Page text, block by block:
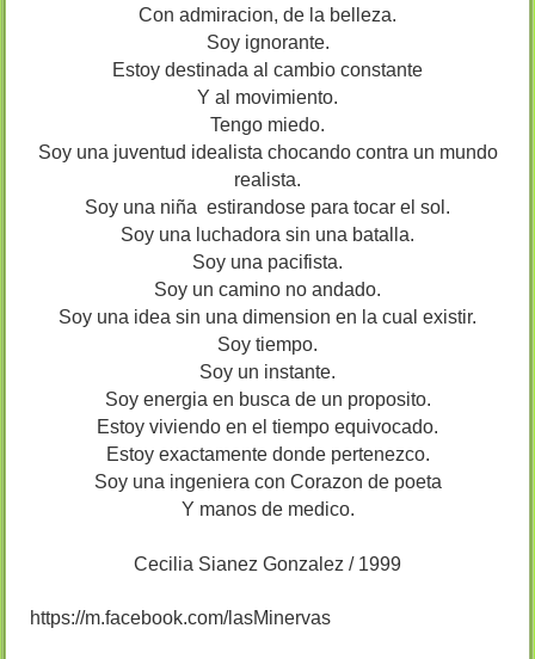
Con admiracion, de la belleza.
Soy ignorante.
Estoy destinada al cambio constante
Y al movimiento.
Tengo miedo.
Soy una juventud idealista chocando contra un mundo
realista.
Soy una niña estirandose para tocar el sol.
Soy una luchadora sin una batalla.
Soy una pacifista.
Soy un camino no andado.
Soy una idea sin una dimension en la cual existir.
Soy tiempo.
Soy un instante.
Soy energia en busca de un proposito.
Estoy viviendo en el tiempo equivocado.
Estoy exactamente donde pertenezco.
Soy una ingeniera con Corazon de poeta
Y manos de medico.
Cecilia Sianez Gonzalez / 1999
https://m.facebook.com/lasMinervas